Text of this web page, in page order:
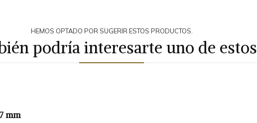
HEMOS OPTADO POR SUGERIR ESTOS PRODUCTOS.
podría interesarte uno de estos
mm